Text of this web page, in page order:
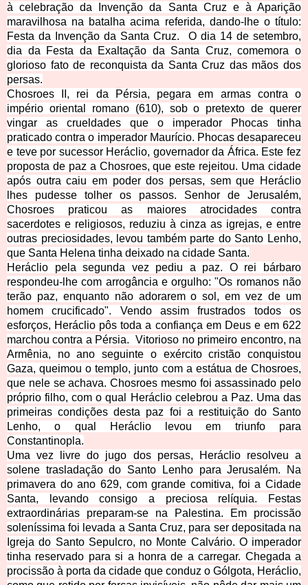
à celebração da Invenção da Santa Cruz e à Aparição
maravilhosa na batalha acima referida, dando-lhe o título:
Festa da Invenção da Santa Cruz. O dia 14 de setembro,
dia da Festa da Exaltação da Santa Cruz, comemora o
glorioso fato de reconquista da Santa Cruz das mãos dos
persas.
Chosroes II, rei da Pérsia, pegara em armas contra o
império oriental romano (610), sob o pretexto de querer
vingar as crueldades que o imperador Phocas tinha
praticado contra o imperador Maurício. Phocas desapareceu
e teve por sucessor Heráclio, governador da África. Este fez
proposta de paz a Chosroes, que este rejeitou. Uma cidade
após outra caiu em poder dos persas, sem que Heráclio
lhes pudesse tolher os passos. Senhor de Jerusalém,
Chosroes praticou as maiores atrocidades contra
sacerdotes e religiosos, reduziu à cinza as igrejas, e entre
outras preciosidades, levou também parte do Santo Lenho,
que Santa Helena tinha deixado na cidade Santa.
Heráclio pela segunda vez pediu a paz. O rei bárbaro
respondeu-lhe com arrogância e orgulho: "Os romanos não
terão paz, enquanto não adorarem o sol, em vez de um
homem crucificado". Vendo assim frustrados todos os
esforços, Heráclio pôs toda a confiança em Deus e em 622
marchou contra a Pérsia. Vitorioso no primeiro encontro, na
Armênia, no ano seguinte o exército cristão conquistou
Gaza, queimou o templo, junto com a estátua de Chosroes,
que nele se achava. Chosroes mesmo foi assassinado pelo
próprio filho, com o qual Heráclio celebrou a Paz. Uma das
primeirascondições desta paz foi a restituição do Santo
Lenho, o qual Heráclio levou em triunfo para
Constantinopla.
Uma vez livre do jugo dos persas, Heráclio resolveu a
solene trasladação do Santo Lenho para Jerusalém. Na
primavera do ano 629, com grande comitiva, foi a Cidade
Santa, levando consigo a preciosa relíquia. Festas
extraordinárias preparam-se na Palestina. Em procissão
soleníssima foi levada a Santa Cruz, para ser depositada na
Igreja do Santo Sepulcro, no Monte Calvário. O imperador
tinha reservado para si a honra de a carregar. Chegada a
procissão à porta da cidade que conduz o Gólgota, Heráclio,